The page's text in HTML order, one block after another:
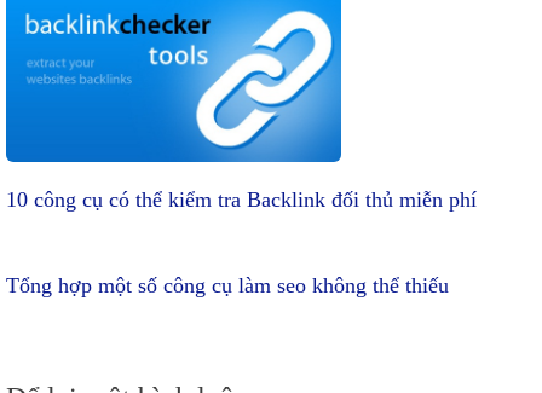
10 công cụ có thể kiểm tra Backlink đối thủ miễn phí
Tổng hợp một số công cụ làm seo không thể thiếu